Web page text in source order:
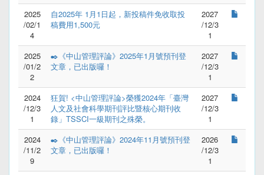
2025
/02/1
4
自2025年 1月1日起，新投稿件免收取投
稿費用1,500元
2027
/12/3
1
2025
/01/2
2
✒️《中山管理評論》2025年1月號預刊登
文章，已出版囉！
2027
/12/3
1
2024
/12/3
1
狂賀! <中山管理評論>榮獲2024年「臺灣
人文及社會科學期刊評比暨核心期刊收
錄」TSSCI一級期刊之殊榮。
2027
/12/3
1
2024
/11/2
9
✒️《中山管理評論》2024年11月號預刊登
文章，已出版囉！
2026
/12/3
1